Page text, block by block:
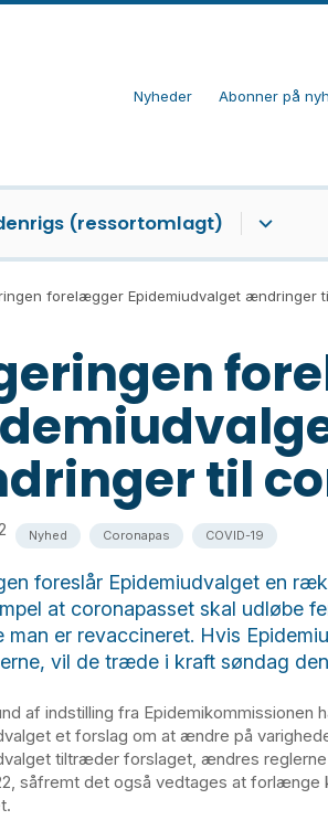
Nyheder Abonner på
(ressortomlagt)
forelægger Epidemiudvalget ændringer
til
Nyhed Coronapas COVID-19
foreslår Epidemiudvalget en
at coronapasset skal udløbe
man er revaccineret. Hvis
vil de træde i kraft søndag den
af indstilling fra Epidemikommissionen
et forslag om at ændre på
tiltræder forslaget, ændres
såfremt det også vedtages at forlænge